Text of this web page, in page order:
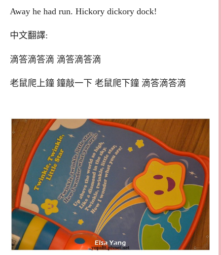
Away he had run. Hickory dickory dock!
中文翻譯:
滴答滴答滴 滴答滴答滴
老鼠爬上鐘 鐘敲一下 老鼠爬下鐘 滴答滴答滴